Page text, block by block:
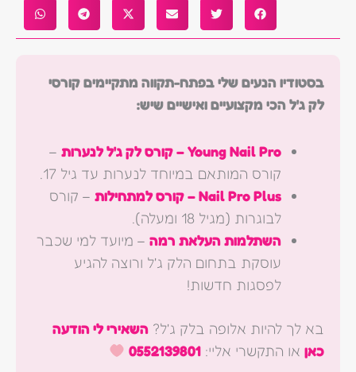
בסטודיו הנעים שלי בפתח-תקווה מתקיימים קורסי
לק ג'ל הכי מקצועיים ואישיים שיש:
Young Nail Pro – קורס לק ג'ל לנערות
–
קורס המותאם במיוחד לנערות עד גיל 17.
Nail Pro Plus – קורס למתחילות
– קורס
לבוגרות (מגיל 18 ומעלה).
השתלמות העלאת רמה – מיועד למי שכבר
עוסקת בתחום הלק ג'ל ורוצה להגיע
לפסגות חדשות!
בא לך להיות אלופה בלק ג'ל? השאירי לי הודעה
כאן או התקשרי אליי: 0552139801